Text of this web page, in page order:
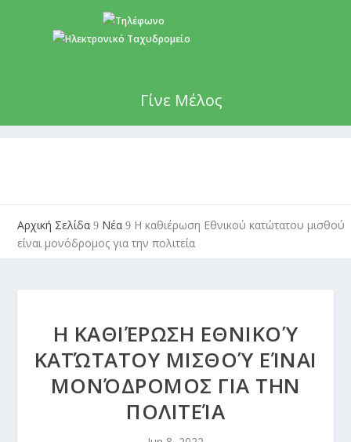
Γίνε Μέλος
Αρχική Σελίδα 9 Νέα 9 Η καθιέρωση Εθνικού κατώτατου μισθού
είναι μονόδρομος για την πολιτεία
Η ΚΑΘΙΈΡΩΣΗ ΕΘΝΙΚΟΎ
ΚΑΤΏΤΑΤΟΥ ΜΙΣΘΟΎ ΕΊΝΑΙ
ΜΟΝΌΔΡΟΜΟΣ ΓΙΑ ΤΗΝ
ΠΟΛΙΤΕΊΑ